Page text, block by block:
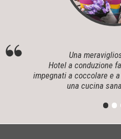
Una
Hotel a conduzione
impegnati a coccolare e
una cucina
••